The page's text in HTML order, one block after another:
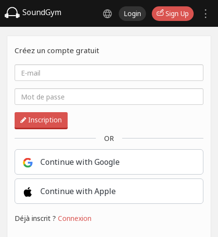
SoundGym Login Sign Up
Créez un compte gratuit
Inscription
OR
Continue with Google
Continue with Apple
Déjà inscrit ? Connexion